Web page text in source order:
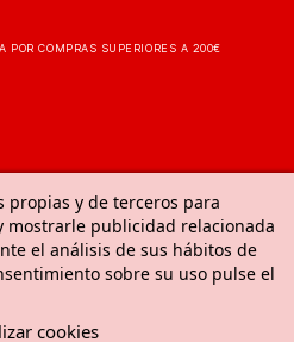
propias y de terceros para
mostrarle publicidad relacionada
el análisis de sus hábitos de
sobre su uso pulse el
cookies
POR COMPRAS SUPERIORES A 200€